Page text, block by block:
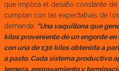
que implica el desafío constante
cumplan con las expectativas de
demanda. “Una vaquillona que
kilos proveniente de un engorde
con una de 130 kilos obtenida a
a pasto. Cada sistema productivo
terneza, engrasamiento y